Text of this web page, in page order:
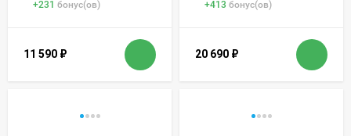
+231 бонус(ов)
11 590 ₽
+413 бонус(ов)
20 690 ₽